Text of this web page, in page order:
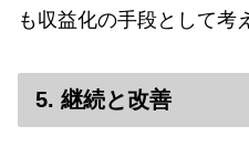
も収益化の手段として考
5. 継続と改善